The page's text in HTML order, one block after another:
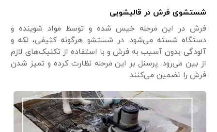
شستشوی فرش در قالیشویی
فرش در این مرحله خیس شده و توسط مواد شوینده و
دستگاه شسته می‌شود. در شستشو هرگونه کثیفی، لکه و
آلودگی بدون آسیب به فرش و با استفاده از تکنیک‌های لازم
از بین می‌رود. پرسنل بر این مرحله نظارت کرده و تمیز شدن
فرش را تضمین می‌کنند.